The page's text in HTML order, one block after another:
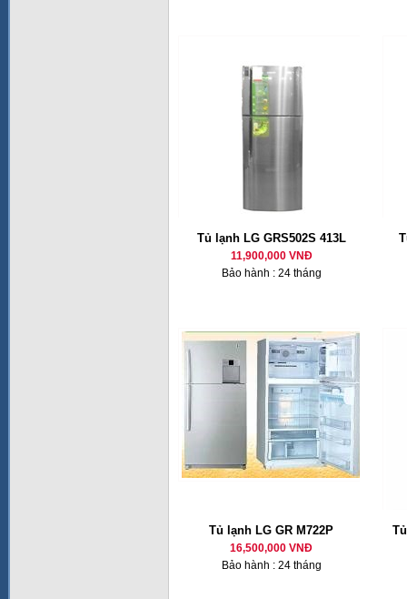
Tủ lạnh LG GRS502S 413L
11,900,000 VNĐ
Bảo hành : 24 tháng
Tủ lạnh LG GR M722P
16,500,000 VNĐ
Bảo hành : 24 tháng